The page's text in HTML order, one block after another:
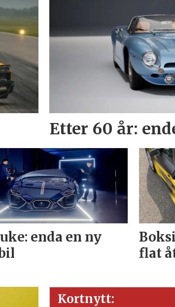
Etter 60 år:
enda en ny
flat
Kortnytt: